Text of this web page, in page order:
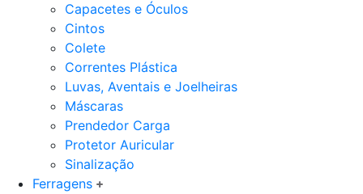
Capacetes e Óculos
Cintos
Colete
Correntes Plástica
Luvas, Aventais e Joelheiras
Máscaras
Prendedor Carga
Protetor Auricular
Sinalização
Ferragens